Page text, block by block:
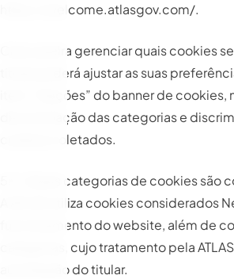
https://welcome.atlasgov.com/.
Caso queira gerenciar quais cookies
titular poderá ajustar as suas
item “Opções” do banner de cookies,
discriminação das categorias e
cookies coletados.
5.3. Quais categorias de cookies são
A ATLAS utiliza cookies considerados
funcionamento do website, além de
categorias, cujo tratamento pela
autorização do titular.